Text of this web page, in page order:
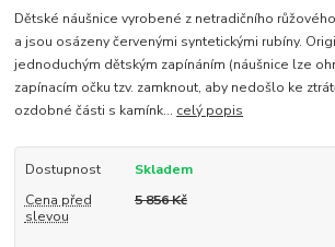
Dětské náušnice vyrobené z netradičního
a jsou osázeny červenými syntetickými rubíny.
jednoduchým dětským zapínáním (náušnice lze
zapínacím očku tzv. zamknout, aby nedošlo ke
ozdobné části s kamínk... celý popis
Dostupnost
Skladem
Cena před
slevou
5 856 Kč